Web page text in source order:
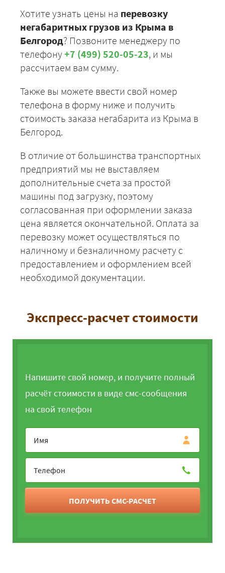
Хотите узнать цены на перевозку
негабаритных грузов из Крыма в
Белгород? Позвоните менеджеру по
телефону+7 (499) 520-05-23, и мы
рассчитаем вам сумму.
Также вы можете ввести свой номер
телефона в форму ниже и получить
стоимость заказа негабарита из Крыма в
Белгород.
В отличие от большинства транспортных
предприятий мы не выставляем
дополнительные счета за простой
машины под загрузку, поэтому
согласованная при оформлении заказа
цена является окончательной. Оплата за
перевозку может осуществляться по
наличному и безналичному расчету с
предоставлением и оформлением всей
необходимой документации.
Экспресс-расчет стоимости
Напишите свой номер, и получите полный
расчёт стоимости в виде смс-сообщения
на свой телефон
ПОЛУЧИТЬ СМС-РАСЧЕТ